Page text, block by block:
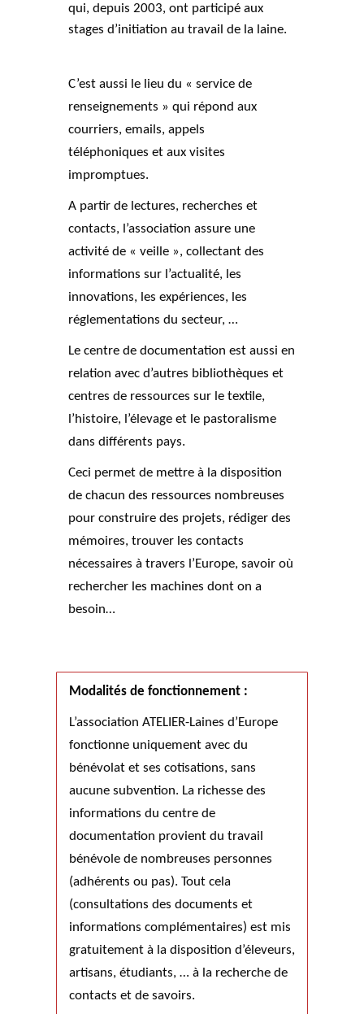
qui, depuis 2003, ont participé aux
stages d’initiation au travail de la laine.
C’est aussi le lieu du « service de
renseignements » qui répond aux
courriers, emails, appels
téléphoniques et aux visites
impromptues.
A partir de lectures, recherches et
contacts, l’association assure une
activité de « veille », collectant des
informations sur l’actualité, les
innovations, les expériences, les
réglementations du secteur, …
Le centre de documentation est aussi en
relation avec d’autres bibliothèques et
centres de ressources sur le textile,
l’histoire, l’élevage et le pastoralisme
dans différents pays.
Ceci permet de mettre à la disposition
de chacun des ressources nombreuses
pour construire des projets, rédiger des
mémoires, trouver les contacts
nécessaires à travers l’Europe, savoir où
rechercher les machines dont on a
besoin…
Modalités de fonctionnement :
L’association ATELIER-Laines d’Europe
fonctionne uniquement avec du
bénévolat et ses cotisations, sans
aucune subvention. La richesse des
informations du centre de
documentation provient du travail
bénévole de nombreuses personnes
(adhérents ou pas). Tout cela
(consultations des documents et
informations complémentaires) est mis
gratuitement à la disposition d’éleveurs,
artisans, étudiants, … à la recherche de
contacts et de savoirs.